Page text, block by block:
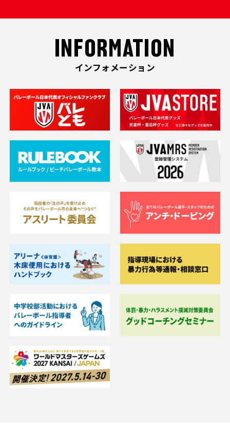
INFORMATION
インフォメーション